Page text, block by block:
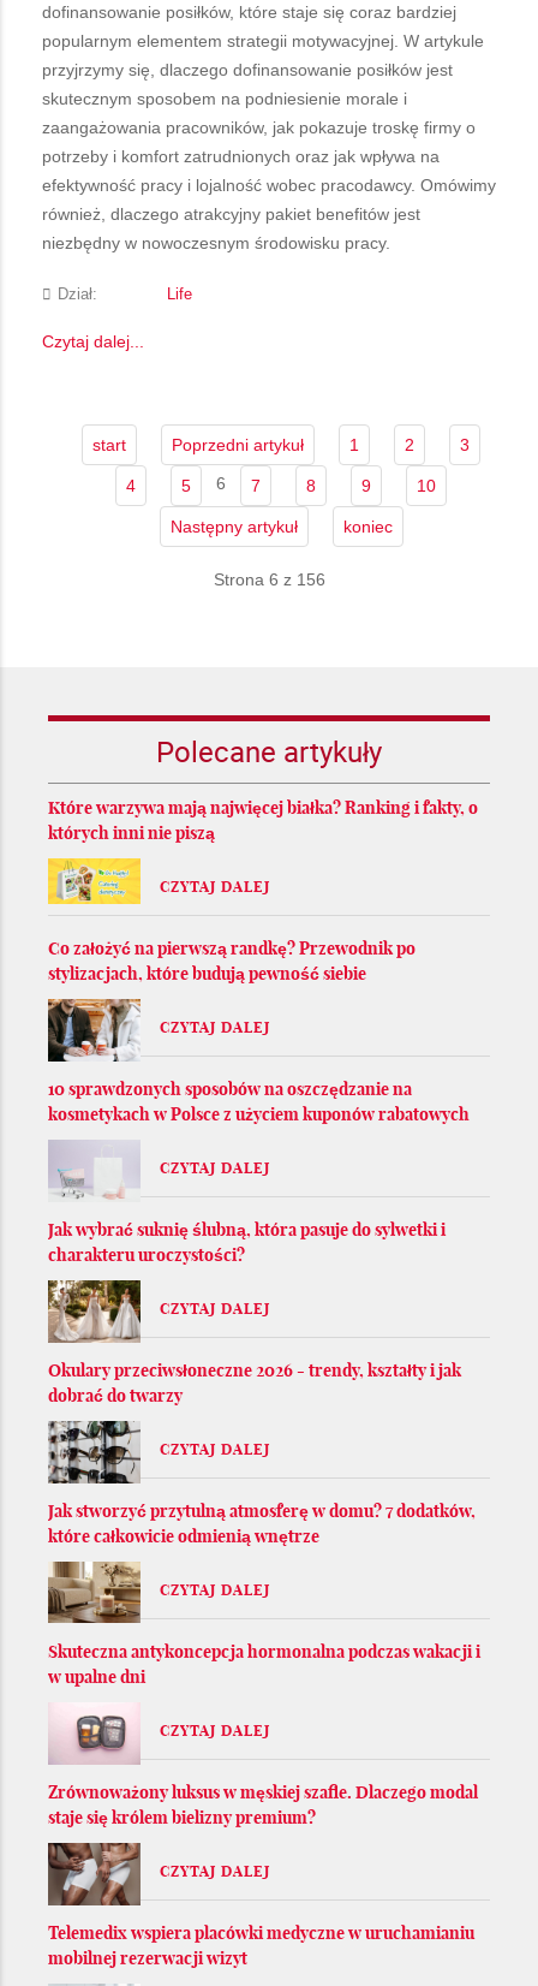
dofinansowanie posiłków, które staje się coraz bardziej
popularnym elementem strategii motywacyjnej. W artykule
przyjrzymy się, dlaczego dofinansowanie posiłków jest
skutecznym sposobem na podniesienie morale i
zaangażowania pracowników, jak pokazuje troskę firmy o
potrzeby i komfort zatrudnionych oraz jak wpływa na
efektywność pracy i lojalność wobec pracodawcy. Omówimy
również, dlaczego atrakcyjny pakiet benefitów jest
niezbędny w nowoczesnym środowisku pracy.
Dział: Life
Czytaj dalej...
start Poprzedni artykuł 1 2 3
4 5 6 7 8 9 10
Następny artykuł koniec
Strona 6 z 156
Polecane artykuły
Które warzywa mają najwięcej białka? Ranking i fakty, o
których inni nie piszą
CZYTAJ DALEJ
Co założyć na pierwszą randkę? Przewodnik po
stylizacjach, które budują pewność siebie
CZYTAJ DALEJ
10 sprawdzonych sposobów na oszczędzanie na
kosmetykach w Polsce z użyciem kuponów rabatowych
CZYTAJ DALEJ
Jak wybrać suknię ślubną, która pasuje do sylwetki i
charakteru uroczystości?
CZYTAJ DALEJ
Okulary przeciwsłoneczne 2026 - trendy, kształty i jak
dobrać do twarzy
CZYTAJ DALEJ
Jak stworzyć przytulną atmosferę w domu? 7 dodatków,
które całkowicie odmienią wnętrze
CZYTAJ DALEJ
Skuteczna antykoncepcja hormonalna podczas wakacji i
w upalne dni
CZYTAJ DALEJ
Zrównoważony luksus w męskiej szafie. Dlaczego modal
staje się królem bielizny premium?
CZYTAJ DALEJ
Telemedix wspiera placówki medyczne w uruchamianiu
mobilnej rezerwacji wizyt